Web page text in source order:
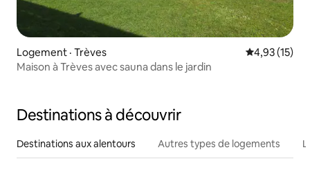
Logement · Trèves Note
4,93 (15)
Maison à Trèves avec sauna dans le jardin
Destinations à découvrir
Destinations aux alentours Autres types de logements